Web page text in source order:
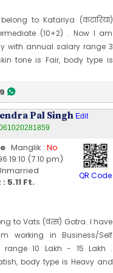
to Katariya (कटारिया)
(10+2) . Now I am
with annual salary range 3
tone is Fair, body type is
PM Pal Singh Edit
Manglik : No
19:10 (7.10 pm)
5.11 Ft.
QR Code
to Vats (वत्‍स) Gotra. I have
working in Business/Self
range 10 Lakh - 15 Lakh .
body type is Heavy and